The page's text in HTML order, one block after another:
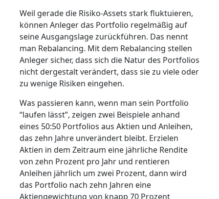
Weil gerade die Risiko-Assets stark fluktuieren,
können Anleger das Portfolio regelmäßig auf
seine Ausgangslage zurückführen. Das nennt
man Rebalancing. Mit dem Rebalancing stellen
Anleger sicher, dass sich die Natur des Portfolios
nicht dergestalt verändert, dass sie zu viele oder
zu wenige Risiken eingehen.
Was passieren kann, wenn man sein Portfolio
“laufen lässt”, zeigen zwei Beispiele anhand
eines 50:50 Portfolios aus Aktien und Anleihen,
das zehn Jahre unverändert bleibt. Erzielen
Aktien in dem Zeitraum eine jährliche Rendite
von zehn Prozent pro Jahr und rentieren
Anleihen jährlich um zwei Prozent, dann wird
das Portfolio nach zehn Jahren eine
Aktiengewichtung von knapp 70 Prozent